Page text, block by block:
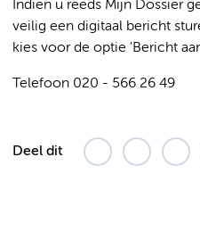
Indien u reeds Mijn Dossier
veilig een digitaal bericht
kies voor de optie 'Bericht
Telefoon 020 - 566 26 49
Deel dit